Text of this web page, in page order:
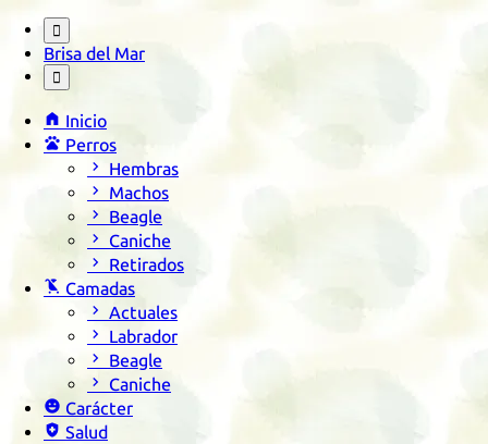

Brisa del Mar

 Inicio
 Perros
 Hembras
 Machos
 Beagle
 Caniche
 Retirados
 Camadas
 Actuales
 Labrador
 Beagle
 Caniche
 Carácter
 Salud